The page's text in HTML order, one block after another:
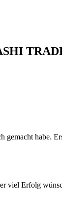
gemacht habe.
viel Erfolg